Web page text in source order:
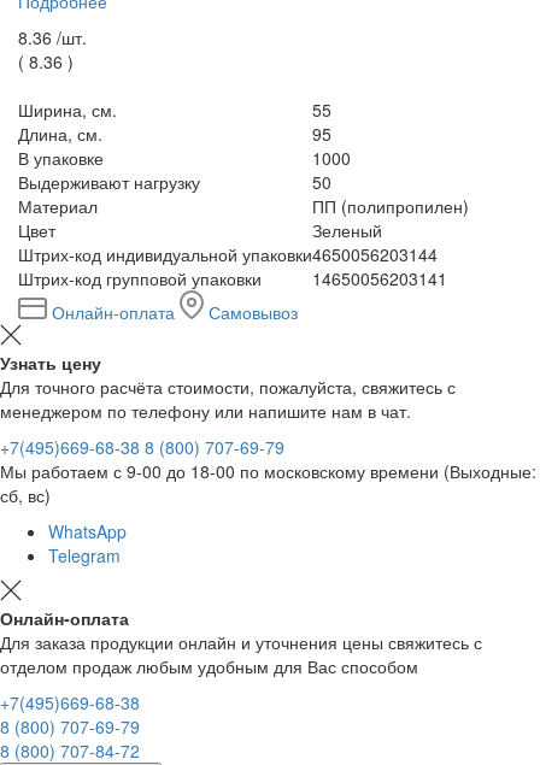
8.36 /шт.
( 8.36 )
Ширина, см.
55
Длина, см.
95
В упаковке
1000
Выдерживают нагрузку
50
Материал
ПП (полипропилен)
Цвет
Зеленый
Штрих-код индивидуальной упаковки4650056203144
Штрих-код групповой упаковки
14650056203141
Онлайн-оплата
Самовывоз
Узнать цену
Для точного расчёта стоимости, пожалуйста, свяжитесь с
менеджером по телефону или напишите нам в чат.
+7(495)669-68-38 8 (800) 707-69-79
Мы работаем с 9-00 до 18-00 по московскому времени (Выходные:
сб, вс)
WhatsApp
Telegram
Онлайн-оплата
Для заказа продукции онлайн и уточнения цены свяжитесь с
отделом продаж любым удобным для Вас способом
+7(495)669-68-38
8 (800) 707-69-79
8 (800) 707-84-72